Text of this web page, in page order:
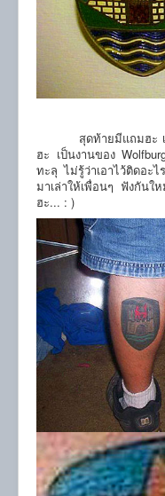
สุดท้ายมีแถมฮะ เป็น
ฮะ เป็นงานของ
ทะลุ ไม่รู้ว่าเอาไว้ติดอะ
มาเล่าให้เพื่อนๆ ฟังกันใ
ฮะ... : )